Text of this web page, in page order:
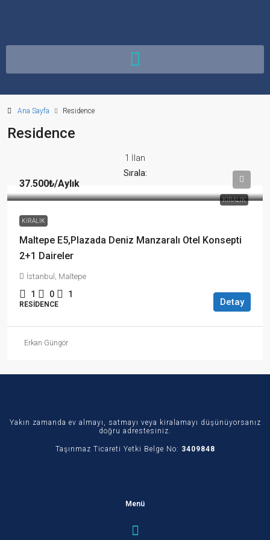
Ana Sayfa Residence
Residence
1 İlan
Sırala:
KIRALIK
37.500₺/Aylık
KIRALIK
Maltepe E5,Plazada Deniz Manzaralı Otel Konsepti
2+1 Daireler
İstanbul, Maltepe
1 0 1
RESIDENCE Detay
Erkan Güngör
Yakın zamanda ev almayı, satmayı veya kiralamayı düşünüyorsanız
doğru adrestesiniz.
Taşınmaz Ticareti Yetki Belge No: 3409848
Menü